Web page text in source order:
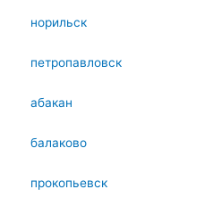
норильск
петропавловск
абакан
балаково
прокопьевск